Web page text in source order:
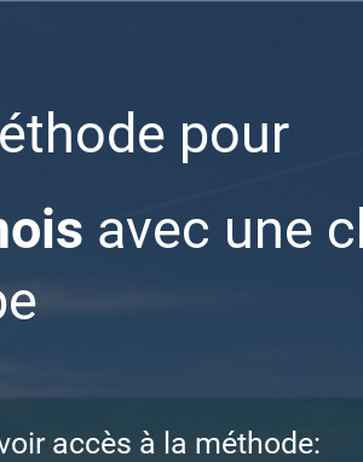
pour
avec une
accès à la méthode: